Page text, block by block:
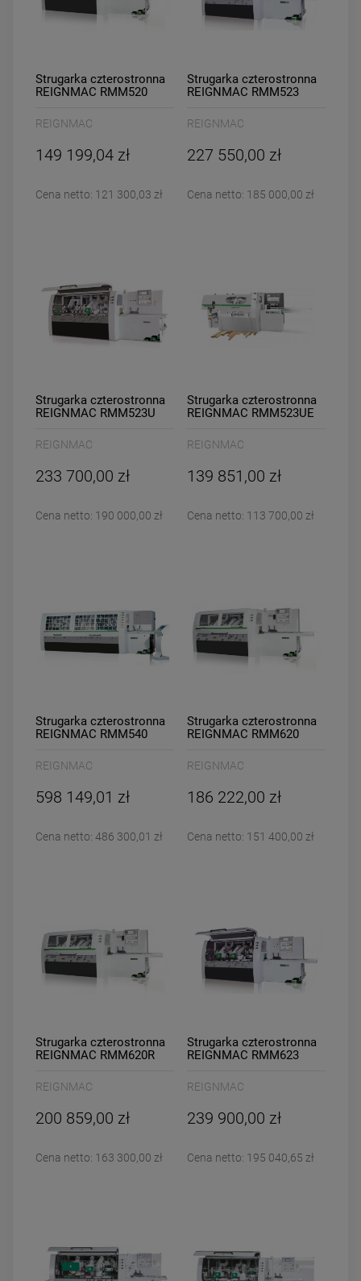
Strugarka czterostronna
REIGNMAC RMM520
REIGNMAC
149 199,04 zł
Cena netto: 121 300,03 zł
Strugarka czterostronna
REIGNMAC RMM523
REIGNMAC
227 550,00 zł
Cena netto: 185 000,00 zł
Strugarka czterostronna
REIGNMAC RMM523U
REIGNMAC
233 700,00 zł
Cena netto: 190 000,00 zł
Strugarka czterostronna
REIGNMAC RMM523UE
REIGNMAC
139 851,00 zł
Cena netto: 113 700,00 zł
Strugarka czterostronna
REIGNMAC RMM540
REIGNMAC
598 149,01 zł
Cena netto: 486 300,01 zł
Strugarka czterostronna
REIGNMAC RMM620
REIGNMAC
186 222,00 zł
Cena netto: 151 400,00 zł
Strugarka czterostronna
REIGNMAC RMM620R
REIGNMAC
200 859,00 zł
Cena netto: 163 300,00 zł
Strugarka czterostronna
REIGNMAC RMM623
REIGNMAC
239 900,00 zł
Cena netto: 195 040,65 zł